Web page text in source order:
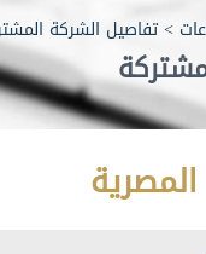
>تفاصيل الشركة
المصرية